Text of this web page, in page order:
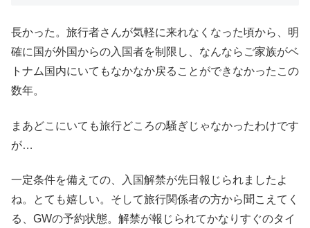
長かった。旅行者さんが気軽に来れなくなった頃から、明
確に国が外国からの入国者を制限し、なんならご家族がベ
トナム国内にいてもなかなか戻ることができなかったこの
数年。
まあどこにいても旅行どころの騒ぎじゃなかったわけです
が…
一定条件を備えての、入国解禁が先日報じられましたよ
ね。とても嬉しい。そして旅行関係者の方から聞こえてく
る、GWの予約状態。解禁が報じられてかなりすぐのタイ